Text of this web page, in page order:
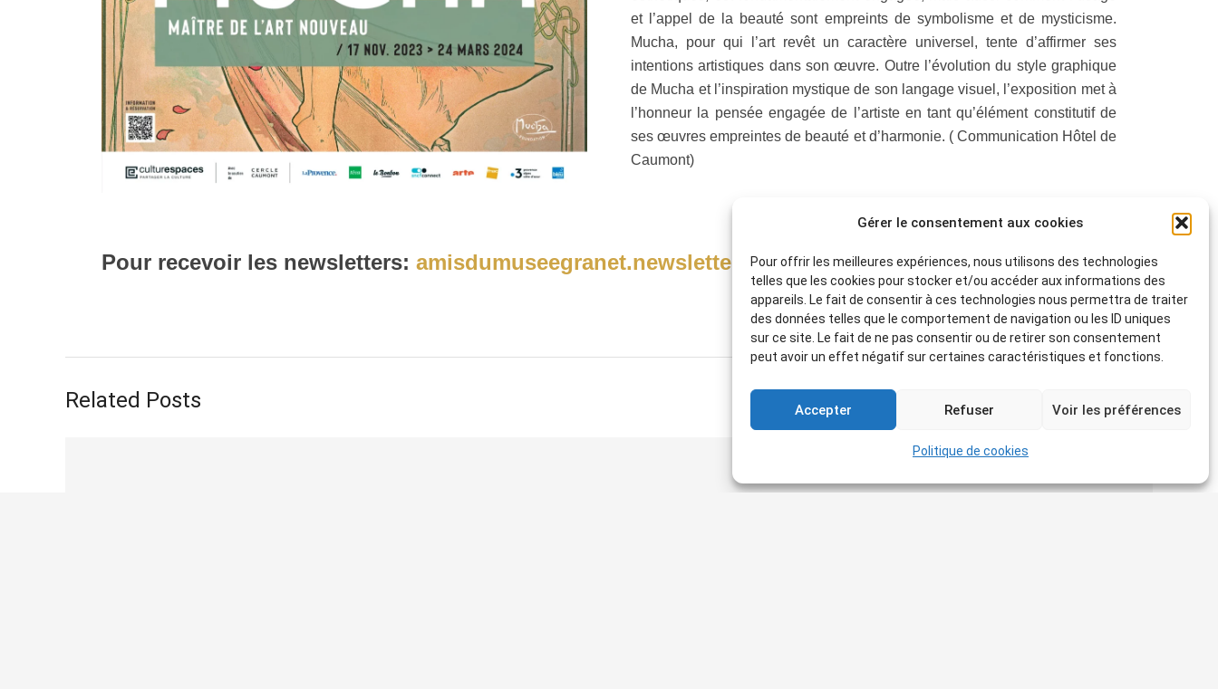
Gérer le consentement aux cookies
Pour offrir les meilleures expériences, nous utilisons des technologies
telles que les cookies pour stocker et/ou accéder aux informations des
appareils. Le fait de consentir à ces technologies nous permettra de traiter
des données telles que le comportement de navigation ou les ID uniques
sur ce site. Le fait de ne pas consentir ou de retirer son consentement
peut avoir un effet négatif sur certaines caractéristiques et fonctions.
Accepter Refuser Voir les préférences
Politique de cookies
et l’appel de la beauté sont empreints de symbolisme et de mysticisme.
Mucha, pour qui l’art revêt un caractère universel, tente d’affirmer ses
intentions artistiques dans son œuvre. Outre l’évolution du style graphique
de Mucha et l’inspiration mystique de son langage visuel, l’exposition met à
l’honneur la pensée engagée de l’artiste en tant qu’élément constitutif de
ses œuvres empreintes de beauté et d’harmonie. ( Communication Hôtel de
Caumont)
Pour recevoir les newsletters: amisdumuseegranet.newsletters
Related Posts